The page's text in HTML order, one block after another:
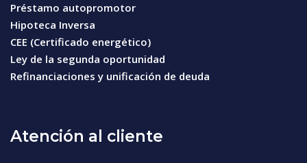
Préstamo autopromotor
Hipoteca Inversa
CEE (Certificado energético)
Ley de la segunda oportunidad
Refinanciaciones y unificación de deuda
Atención al cliente